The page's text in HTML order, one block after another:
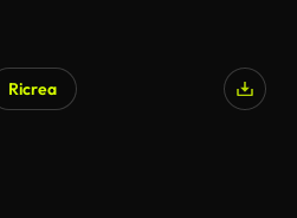
Ricrea